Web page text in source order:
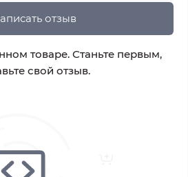
отзыв
товаре. Станьте первым,
свой отзыв.